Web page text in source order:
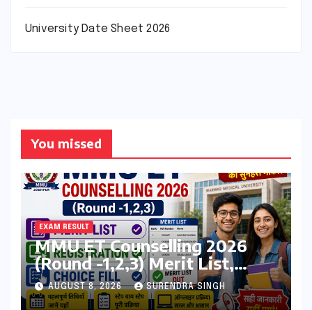
University Date Sheet 2026
You missed
EXAM RESULT
MMU ET Counselling 2026
(Round -1,2,3) Merit List,
Registration, Choice Filling
AUGUST 8, 2026 SURENDRA SINGH